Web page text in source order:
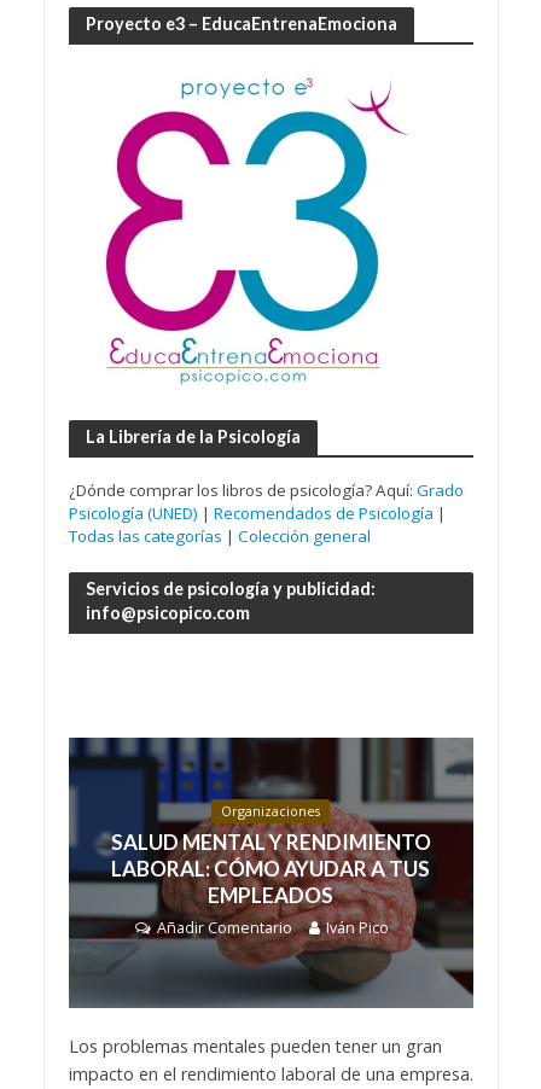
Proyecto e3 – EducaEntrenaEmociona
La Librería de la Psicología
¿Dónde comprar los libros de psicología? Aquí: Grado
Psicología (UNED) | Recomendados de Psicología |
Todas las categorías | Colección general
Servicios de psicología y publicidad:
info@psicopico.com
Organizaciones
SALUD MENTAL Y RENDIMIENTO
LABORAL: CÓMO AYUDAR A TUS
EMPLEADOS
Añadir Comentario Iván Pico
Los problemas mentales pueden tener un gran
impacto en el rendimiento laboral de una empresa.